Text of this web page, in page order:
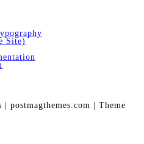
Site)
postmagthemes.com
Theme